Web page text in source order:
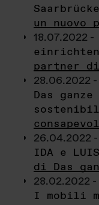
un nuovo
18.07.2022 -
partner di
28.06.2022 -
Das
26.04.2022 -
IDA e
di Das
28.02.2022 -
I mobili